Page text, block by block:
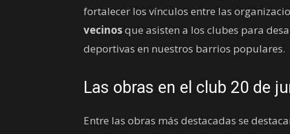
fortalecer los vínculos entre las
vecinosque asisten a los clubes para
deportivas en nuestros barrios populares.
Las obras en el club 20 de
Entre las obras más destacadas se